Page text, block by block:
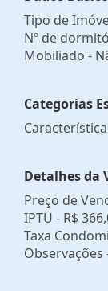
Tipo de
Nº de
Mobiliado -
Categorias
Característica
Detalhes da
Preço de
IPTU - R$
Taxa